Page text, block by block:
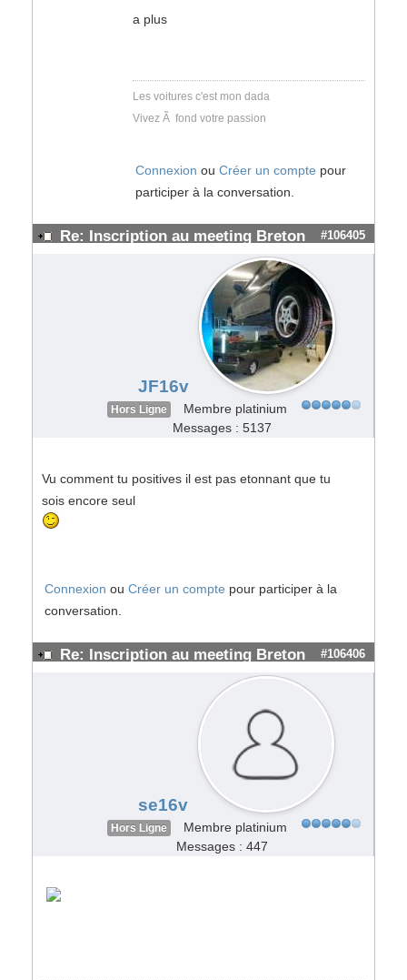
a plus
Les voitures c'est mon dada
Vivez Ã fond votre passion
Connexion ou Créer un compte pour
participer à la conversation.
Re: Inscription au meeting Breton #106405
JF16v
Hors Ligne
Membre platinium
Messages : 5137
Vu comment tu positives il est pas etonnant que tu
sois encore seul
Connexion ou Créer un compte pour participer à la
conversation.
Re: Inscription au meeting Breton #106406
se16v
Hors Ligne
Membre platinium
Messages : 447